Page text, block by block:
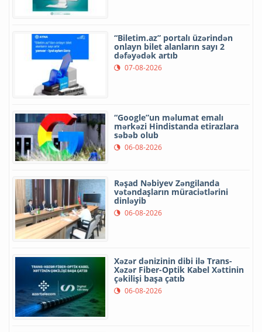
“Biletim.az” portalı üzərindən
onlayn bilet alanların sayı 2
dəfəyədək artıb
07-08-2026
“Google”un məlumat emalı
mərkəzi Hindistanda etirazlara
səbəb olub
06-08-2026
Rəşad Nəbiyev Zəngilanda
vətəndaşların müraciətlərini
dinləyib
06-08-2026
Xəzər dənizinin dibi ilə Trans-
Xəzər Fiber-Optik Kabel Xəttinin
çəkilişi başa çatıb
06-08-2026